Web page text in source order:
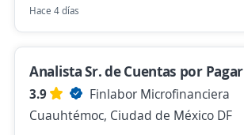
Hace 4 días
Analista Sr. de Cuentas por Pagar
3.9
Finlabor Microfinanciera
Cuauhtémoc, Ciudad de México DF